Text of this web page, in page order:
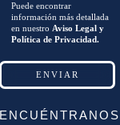
Puede encontrar
información más detallada
en nuestro Aviso Legal y
Política de Privacidad.
ENCUÉNTRANOS